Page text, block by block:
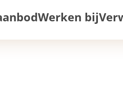
Werken bij